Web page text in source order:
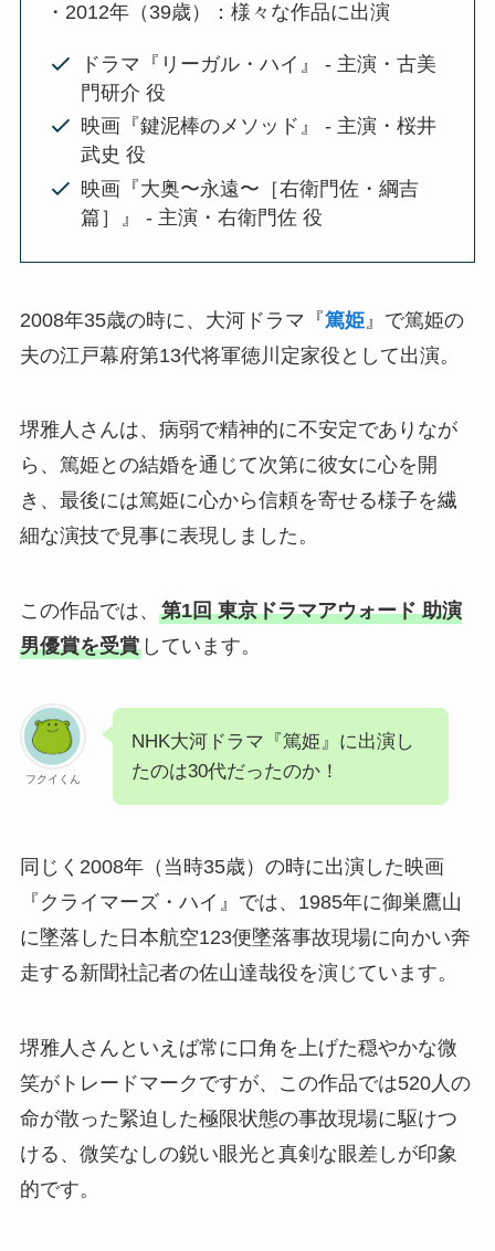
・2012年（39歳）：様々な作品に出演
ドラマ『リーガル・ハイ』 - 主演・古美
門研介 役
映画『鍵泥棒のメソッド』 - 主演・桜井
武史 役
映画『大奥〜永遠〜［右衛門佐・綱吉
篇］』 - 主演・右衛門佐 役
2008年35歳の時に、大河ドラマ『篤姫』で篤姫の
夫の江戸幕府第13代将軍徳川定家役として出演。
堺雅人さんは、病弱で精神的に不安定でありなが
ら、篤姫との結婚を通じて次第に彼女に心を開
き、最後には篤姫に心から信頼を寄せる様子を繊
細な演技で見事に表現しました。
この作品では、 第1回 東京ドラマアウォード 助演
男優賞を受賞しています。
フクイくん
NHK大河ドラマ『篤姫』に出演し
たのは30代だったのか！
同じく2008年（当時35歳）の時に出演した映画
『クライマーズ・ハイ』では、1985年に御巣鷹山
に墜落した日本航空123便墜落事故現場に向かい奔
走する新聞社記者の佐山達哉役を演じています。
堺雅人さんといえば常に口角を上げた穏やかな微
笑がトレードマークですが、この作品では520人の
命が散った緊迫した極限状態の事故現場に駆けつ
ける、微笑なしの鋭い眼光と真剣な眼差しが印象
的です。